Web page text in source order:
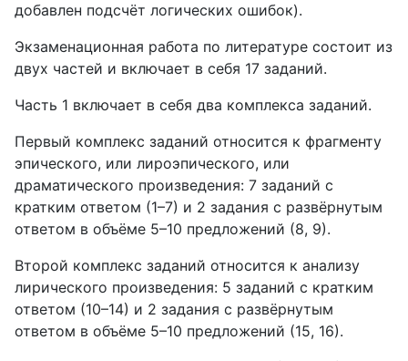
добавлен подсчёт логических ошибок).
Экзаменационная работа по литературе состоит из
двух частей и включает в себя 17 заданий.
Часть 1 включает в себя два комплекса заданий.
Первый комплекс заданий относится к фрагменту
эпического, или лироэпического, или
драматического произведения: 7 заданий с
кратким ответом (1–7) и 2 задания с развёрнутым
ответом в объёме 5–10 предложений (8, 9).
Второй комплекс заданий относится к анализу
лирического произведения: 5 заданий с кратким
ответом (10–14) и 2 задания с развёрнутым
ответом в объёме 5–10 предложений (15, 16).